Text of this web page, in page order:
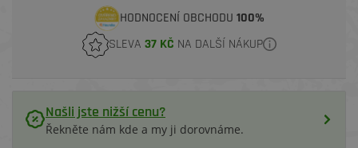
HODNOCENÍ OBCHODU 100%
SLEVA 37 KČ NA DALŠÍ NÁKUP
Našli jste nižší cenu?
Řekněte nám kde a my ji dorovnáme.